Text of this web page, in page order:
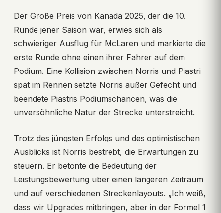
Der Große Preis von Kanada 2025, der die 10.
Runde jener Saison war, erwies sich als
schwieriger Ausflug für McLaren und markierte die
erste Runde ohne einen ihrer Fahrer auf dem
Podium. Eine Kollision zwischen Norris und Piastri
spät im Rennen setzte Norris außer Gefecht und
beendete Piastris Podiumschancen, was die
unversöhnliche Natur der Strecke unterstreicht.
Trotz des jüngsten Erfolgs und des optimistischen
Ausblicks ist Norris bestrebt, die Erwartungen zu
steuern. Er betonte die Bedeutung der
Leistungsbewertung über einen längeren Zeitraum
und auf verschiedenen Streckenlayouts. „Ich weiß,
dass wir Upgrades mitbringen, aber in der Formel 1